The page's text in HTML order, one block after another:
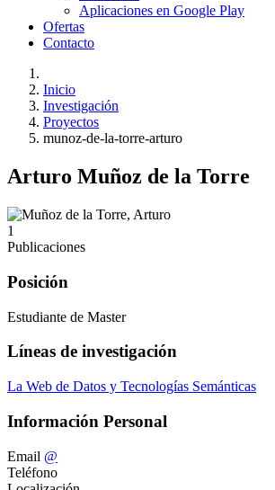
Aplicaciones en Google Play
Ofertas
Contacto
Inicio
Investigación
Proyectos
munoz-de-la-torre-arturo
Arturo Muñoz de la Torre
1
Publicaciones
Posición
Estudiante de Master
Líneas de investigación
La Web de Datos y Tecnologías Semánticas
Información Personal
Email @
Teléfono